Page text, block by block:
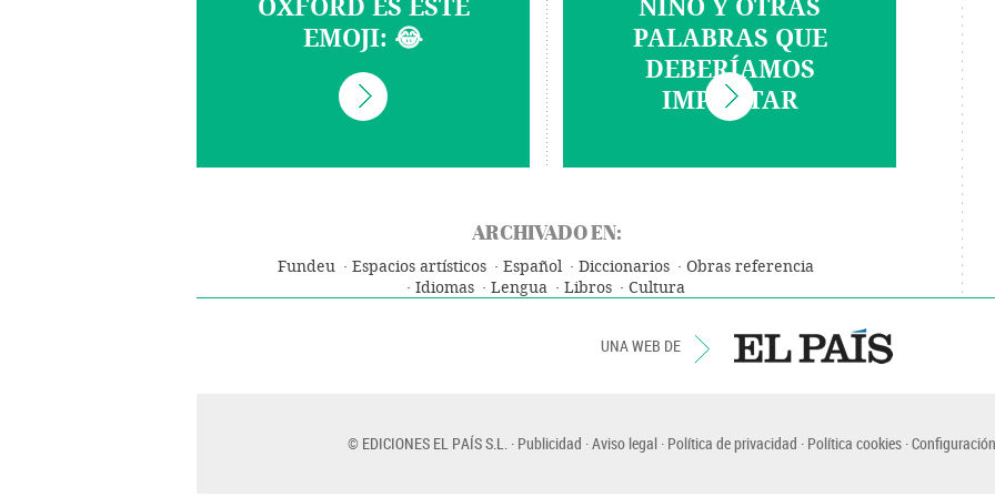
OXFORD ES ESTE
EMOJI: 😂
NIÑO Y OTRAS
PALABRAS QUE
DEBERÍAMOS
IMPORTAR
ARCHIVADO EN:
Fundeu Espacios artísticos Español Diccionarios
Obras referencia
Idiomas
Lengua Libros Cultura
UNA WEB DE
© EDICIONES EL PAÍS S.L. Publicidad Aviso legal Política de privacidad Política cookies